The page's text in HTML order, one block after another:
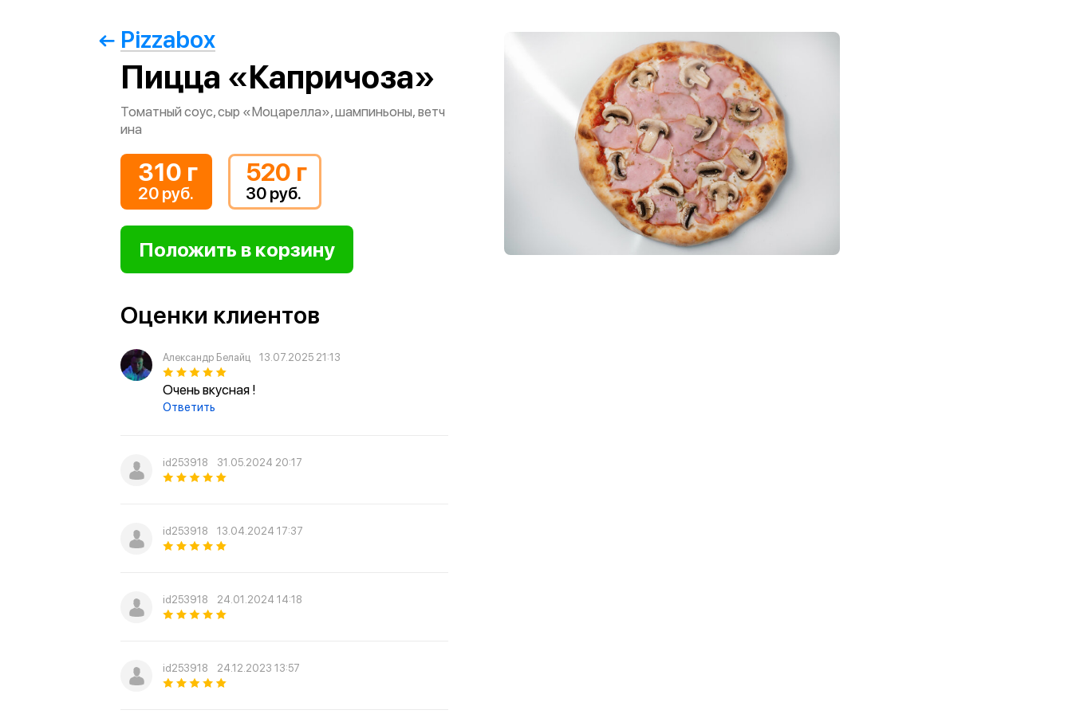
Pizzabox
Пицца «Капричоза»
Томатный соус, сыр «Моцарелла», шампиньоны, ветч
ина
310 г
20 руб.
520 г
30 руб.
Оценки клиентов
Александр Белайц 13.07.2025 21:13
Очень вкусная !
Ответить
id253918 31.05.2024 20:17
id253918 13.04.2024 17:37
id253918 24.01.2024 14:18
id253918 24.12.2023 13:57